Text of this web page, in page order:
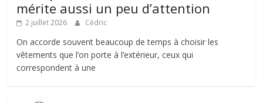
mérite aussi un peu d’attention
2 juillet 2026 Cédric
On accorde souvent beaucoup de temps à choisir les
vêtements que l’on porte à l’extérieur, ceux qui
correspondent à une